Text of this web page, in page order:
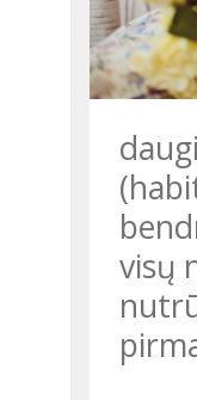
visų